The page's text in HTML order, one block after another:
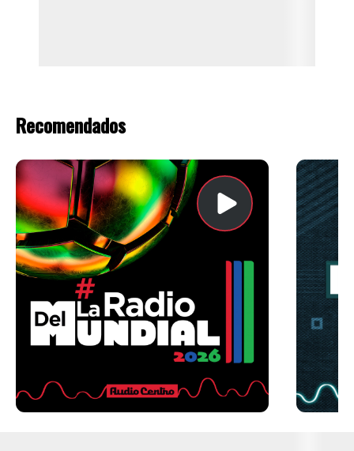
Recomendados